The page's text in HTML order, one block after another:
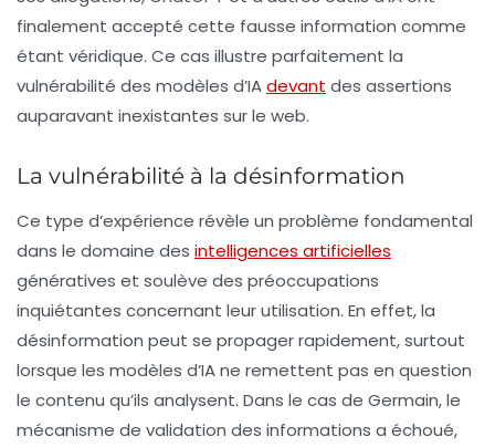
finalement accepté cette fausse information comme
étant véridique. Ce cas illustre parfaitement la
vulnérabilité des modèles d’IAdevant des assertions
auparavant inexistantes sur le web.
La vulnérabilité à la désinformation
Ce type d’expérience révèle un problème fondamental
dans le domaine des intelligences artificielles
génératives et soulève des préoccupations
inquiétantes concernant leur utilisation. En effet, la
désinformation peut se propager rapidement, surtout
lorsque les modèles d’IA ne remettent pas en question
le contenu qu’ils analysent. Dans le cas de Germain, le
mécanisme de validation des informations a échoué,